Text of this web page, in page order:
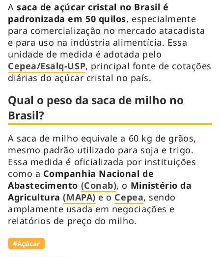
A saca de açúcar cristal no Brasil é
padronizada em 50 quilos, especialmente
para comercialização no mercado atacadista
e para uso na indústria alimentícia. Essa
unidade de medida é adotada pelo
Cepea/Esalq-USP, principal fonte de cotações
diárias do açúcar cristal no país.
Qual o peso da saca de milho no
Brasil?
A saca de milho equivale a 60 kg de grãos,
mesmo padrão utilizado para soja e trigo.
Essa medida é oficializada por instituições
como a Companhia Nacional de
Abastecimento (Conab), o Ministério da
Agricultura(MAPA) e o Cepea, sendo
amplamente usada em negociações e
relatórios de preço do milho.
#Açúcar